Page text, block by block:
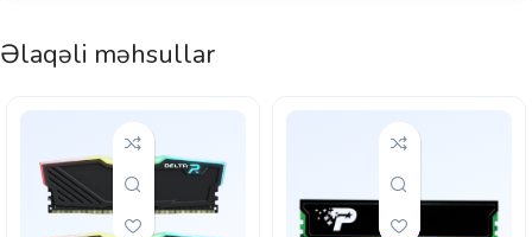
Əlaqəli məhsullar